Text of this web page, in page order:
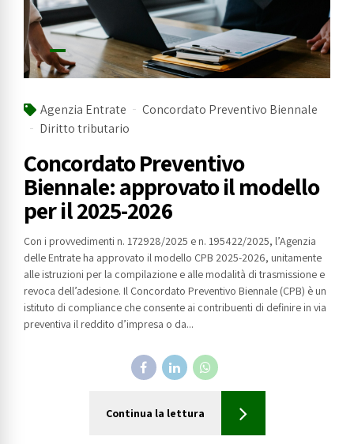
Agenzia Entrate
Concordato Preventivo Biennale
Diritto tributario
Concordato Preventivo
Biennale: approvato il modello
per il 2025-2026
Con i provvedimenti n. 172928/2025 e n. 195422/2025, l’Agenzia
delle Entrate ha approvato il modello CPB 2025-2026, unitamente
alle istruzioni per la compilazione e alle modalità di trasmissione e
revoca dell’adesione. Il Concordato Preventivo Biennale (CPB) è un
istituto di compliance che consente ai contribuenti di definire in via
preventiva il reddito d’impresa o da...
Continua la lettura